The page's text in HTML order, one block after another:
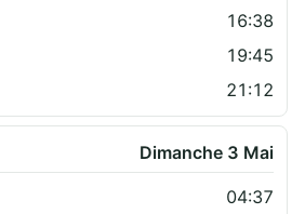
16:38
19:45
21:12
Dimanche 3 Mai
04:37